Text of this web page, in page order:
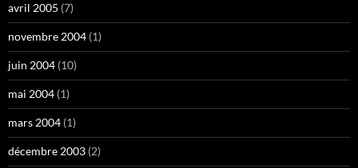
avril 2005 (7)
novembre 2004 (1)
juin 2004 (10)
mai 2004 (1)
mars 2004 (1)
décembre 2003 (2)